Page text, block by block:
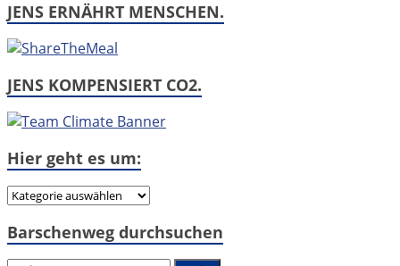
JENS ERNÄHRT MENSCHEN.
JENS KOMPENSIERT CO2.
Hier geht es um:
Hier
es
Barschenweg durchsuchen